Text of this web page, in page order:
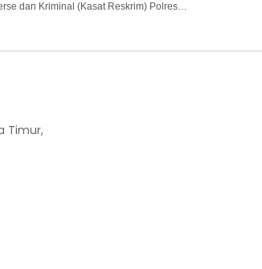
dan Kriminal (Kasat Reskrim) Polres…
Timur,